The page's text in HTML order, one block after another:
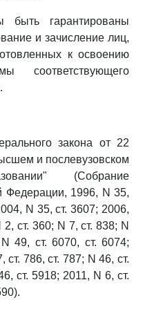
быть гарантированы
и зачисление лиц,
к освоению
соответствующего
закона от 22
и послевузовском
(Собрание
Федерации, 1996, N 35,
N 35, ст. 3607; 2006,
ст. 360; N 7, ст. 838; N
49, ст. 6070, ст. 6074;
786, ст. 787; N 46, ст.
ст. 5918; 2011, N 6, ст.